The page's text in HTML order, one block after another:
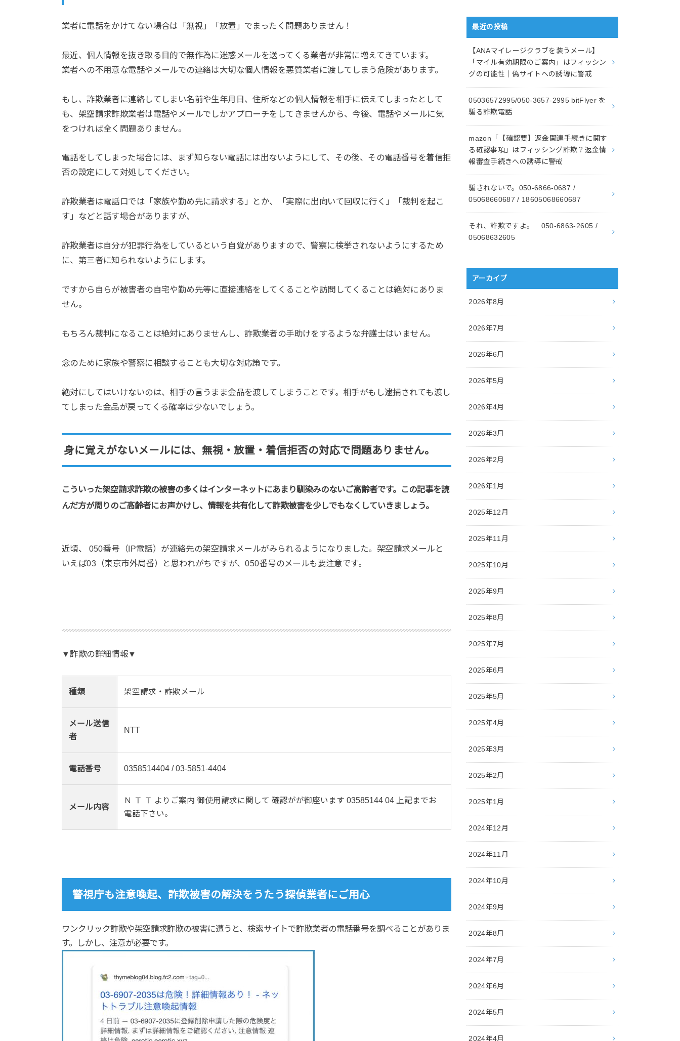
業者に電話をかけてない場合は「無視」「放置」でまったく問題ありません！
最近、個人情報を抜き取る目的で無作為に迷惑メールを送ってくる業者が非常に増えてきています。
業者への不用意な電話やメールでの連絡は大切な個人情報を悪質業者に渡してしまう危険があります。
もし、詐欺業者に連絡してしまい名前や生年月日、住所などの個人情報を相手に伝えてしまったとして
も、架空請求詐欺業者は電話やメールでしかアプローチをしてきませんから、今後、電話やメールに気
をつければ全く問題ありません。
電話をしてしまった場合には、まず知らない電話には出ないようにして、その後、その電話番号を着信拒
否の設定にして対処してください。
詐欺業者は電話口では「家族や勤め先に請求する」とか、「実際に出向いて回収に行く」「裁判を起こ
す」などと話す場合がありますが、
詐欺業者は自分が犯罪行為をしているという自覚がありますので、警察に検挙されないようにするため
に、第三者に知られないようにします。
ですから自らが被害者の自宅や勤め先等に直接連絡をしてくることや訪問してくることは絶対にありま
せん。
もちろん裁判になることは絶対にありませんし、詐欺業者の手助けをするような弁護士はいません。
念のために家族や警察に相談することも大切な対応策です。
絶対にしてはいけないのは、相手の言うまま金品を渡してしまうことです。相手がもし逮捕されても渡し
てしまった金品が戻ってくる確率は少ないでしょう。
身に覚えがないメールには、無視・放置・着信拒否の対応で問題ありません。
こういった架空請求詐欺の被害の多くはインターネットにあまり馴染みのないご高齢者です。この記事を読
んだ方が周りのご高齢者にお声かけし、情報を共有化して詐欺被害を少しでもなくしていきましょう。
近頃、 050番号（IP電話）が連絡先の架空請求メールがみられるようになりました。架空請求メールと
いえば03（東京市外局番）と思われがちですが、050番号のメールも要注意です。
▼詐欺の詳細情報▼
種類 架空請求・詐欺メール
メール送信
者
NTT
電話番号 0358514404 / 03-5851-4404
メール内容
Ｎ Ｔ Ｔ よりご案内 御使用請求に関して 確認がが御座います 03585144 04 上記までお
電話下さい。
警視庁も注意喚起、詐欺被害の解決をうたう探偵業者にご用心
ワンクリック詐欺や架空請求詐欺の被害に遭うと、検索サイトで詐欺業者の電話番号を調べることがありま
す。しかし、注意が必要です。
最近の投稿
【ANAマイレージクラブを装うメール】
「マイル有効期限のご案内」はフィッシン
グの可能性｜偽サイトへの誘導に警戒
05036572995/050-3657-2995 bitFlyer を
騙る詐欺電話
mazon「【確認要】返金関連手続きに関す
る確認事項」はフィッシング詐欺？返金情
報審査手続きへの誘導に警戒
騙されないで。050-6866-0687 /
05068660687 / 18605068660687
それ、詐欺ですよ。 050-6863-2605 /
05068632605
アーカイブ
2026年8月
2026年7月
2026年6月
2026年5月
2026年4月
2026年3月
2026年2月
2026年1月
2025年12月
2025年11月
2025年10月
2025年9月
2025年8月
2025年7月
2025年6月
2025年5月
2025年4月
2025年3月
2025年2月
2025年1月
2024年12月
2024年11月
2024年10月
2024年9月
2024年8月
2024年7月
2024年6月
2024年5月
2024年4月